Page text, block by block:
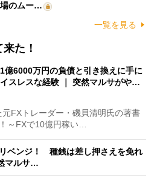
のムー…
一覧を見る
た！
1億6000万円の負債と引き換えに手に
スレスな経験 ｜ 突然マルサがや…
FXトレーダー・磯貝清明氏の著書
～FXで10億円稼い…
リベンジ！ 種銭は差し押さえを免れ
マルサ…